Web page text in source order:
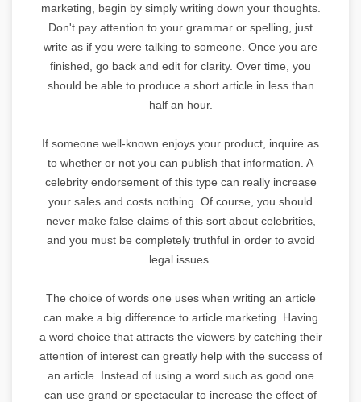
marketing, begin by simply writing down your thoughts.
Don't pay attention to your grammar or spelling, just
write as if you were talking to someone. Once you are
finished, go back and edit for clarity. Over time, you
should be able to produce a short article in less than
half an hour.
If someone well-known enjoys your product, inquire as
to whether or not you can publish that information. A
celebrity endorsement of this type can really increase
your sales and costs nothing. Of course, you should
never make false claims of this sort about celebrities,
and you must be completely truthful in order to avoid
legal issues.
The choice of words one uses when writing an article
can make a big difference to article marketing. Having
a word choice that attracts the viewers by catching their
attention of interest can greatly help with the success of
an article. Instead of using a word such as good one
can use grand or spectacular to increase the effect of